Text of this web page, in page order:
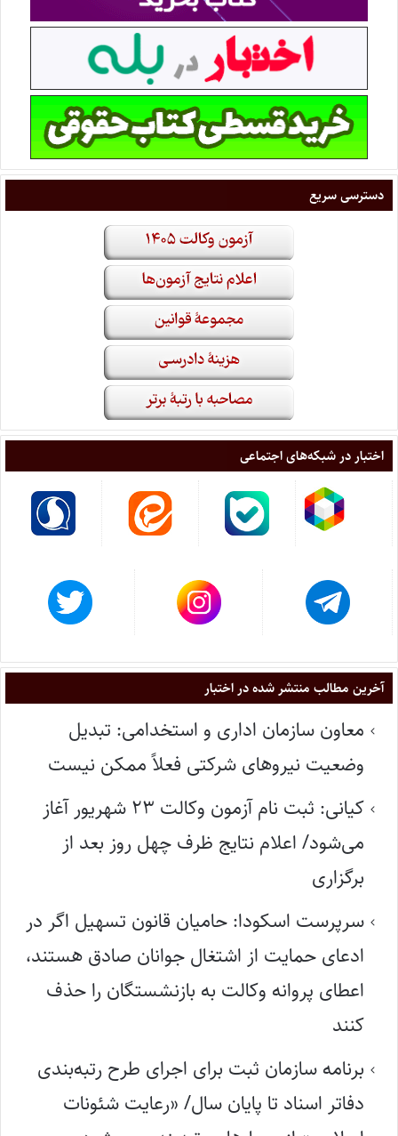
دسترسی سریع
اختبار در شبکه‌های اجتماعی
آخرین مطالب منتشر شده در اختبار
معاون سازمان اداری و استخدامی: تبدیل
وضعیت نیروهای شرکتی فعلاً ممکن نیست
کیانی: ثبت نام آزمون وکالت ۲۳ شهریور آغاز
می‌شود/ اعلام نتایج ظرف چهل روز بعد از
برگزاری
سرپرست اسکودا: حامیان قانون تسهیل اگر در
ادعای حمایت از اشتغال جوانان صادق هستند،
اعطای پروانه وکالت به بازنشستگان را حذف
کنند
برنامه سازمان ثبت برای اجرای طرح رتبه‌بندی
دفاتر اسناد تا پایان سال/ «رعایت شئونات